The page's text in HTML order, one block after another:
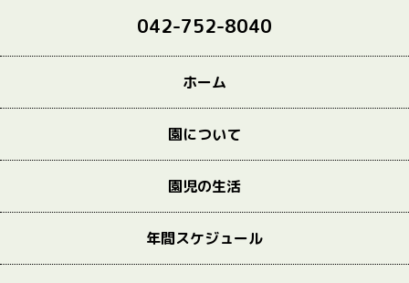
042-752-8040
ホーム
園について
園児の生活
年間スケジュール